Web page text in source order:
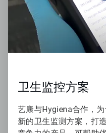
卫生监控方案
艺康与Hygiena合作，
新的卫生监测方案，打